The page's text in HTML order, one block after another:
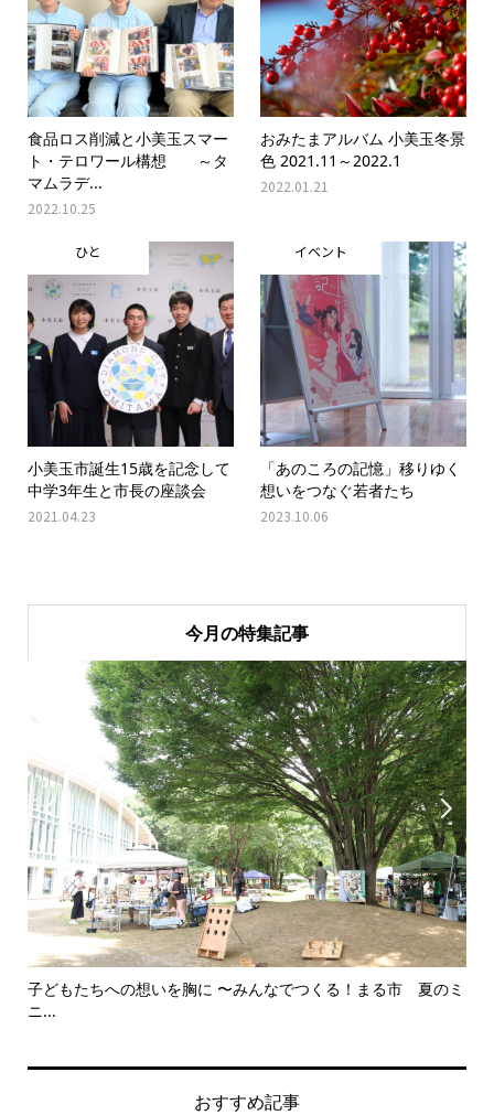
食品ロス削減と小美玉スマー
ト・テロワール構想 ～タ
マムラデ...
2022.10.25
おみたまアルバム 小美玉冬景
色 2021.11～2022.1
2022.01.21
ひと
小美玉市誕生15歳を記念して
中学3年生と市長の座談会
2021.04.23
イベント
「あのころの記憶」移りゆく
想いをつなぐ若者たち
2023.10.06
今月の特集記事

子どもたちへの想いを胸に 〜みんなでつくる！まる市 夏のミ
ニ...

おすすめ記事